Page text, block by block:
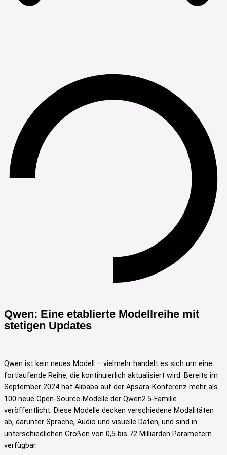
Qwen: Eine etablierte Modellreihe mit
stetigen Updates
Qwen ist kein neues Modell – vielmehr handelt es sich um eine
fortlaufende Reihe, die kontinuierlich aktualisiert wird. Bereits im
September 2024 hat Alibaba auf der Apsara-Konferenz mehr als
100 neue Open-Source-Modelle der Qwen2.5-Familie
veröffentlicht. Diese Modelle decken verschiedene Modalitäten
ab, darunter Sprache, Audio und visuelle Daten, und sind in
unterschiedlichen Größen von 0,5 bis 72 Milliarden Parametern
verfügbar.